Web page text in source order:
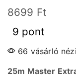
8699 Ft
9 pont
66 vásárló
25m Master